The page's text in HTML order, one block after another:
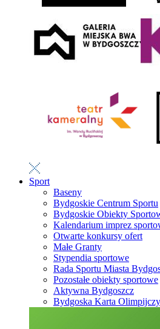
Sport
Baseny
Bydgoskie Centrum Sportu
Bydgoskie Obiekty
Kalendarium imprez
Otwarte konkursy ofert
Małe Granty
Stypendia sportowe
Rada Sportu Miasta
Pozostałe obiekty sportowe
Aktywna Bydgoszcz
Bydgoska Karta